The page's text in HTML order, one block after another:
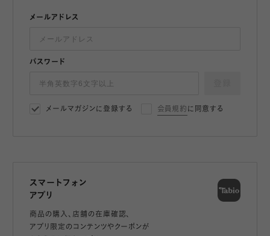
メールアドレス
パスワード
メールマガジンに登録する 会員規約 に同意する
スマートフォン
アプリ
商品の購入、店舗の在庫確認、
アプリ限定のコンテンツやクーポンが